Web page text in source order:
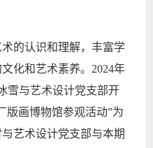
的认识和理解，丰富学
化和艺术素养。 2024年
雪与艺术设计党支部开
版画博物馆参观活动”为
艺术设计党支部与本期